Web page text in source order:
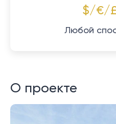
$/€/
Любой
О проекте